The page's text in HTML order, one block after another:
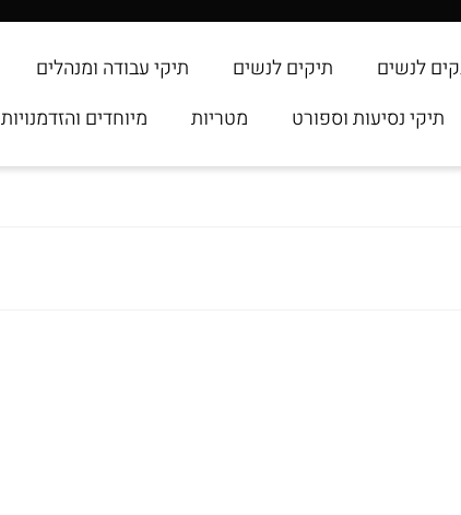
לנשים תיקים לנשים תיקי עבודה ומנהלים
תיקי נסיעות וספורט
מטריות מיוחדים והזדמנויות